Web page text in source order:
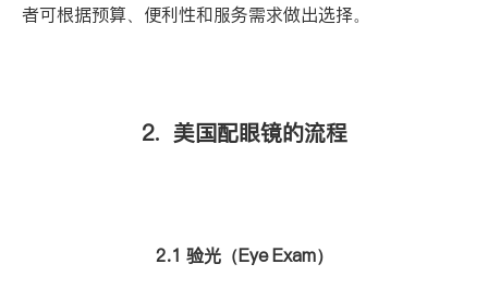
者可根据预算、便利性和服务需求做出选择。
2. 美国配眼镜的流程
2.1 验光（Eye Exam）